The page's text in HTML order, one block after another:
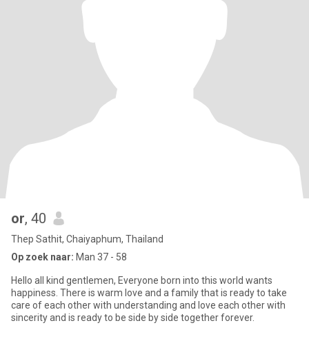
or, 40
Thep Sathit, Chaiyaphum, Thailand
Op zoek naar: Man 37 - 58
Hello all kind gentlemen, Everyone born into this world wants
happiness. There is warm love and a family that is ready to take
care of each other with understanding and love each other with
sincerity and is ready to be side by side together forever.